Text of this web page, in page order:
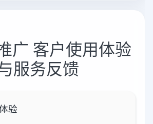
广 客户使用体验
服务反馈
验